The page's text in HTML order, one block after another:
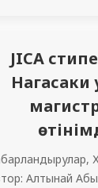
жалпы
JICA
Нагасаки
,
Алтынай